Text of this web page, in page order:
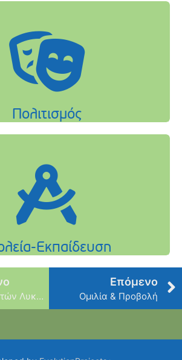
Επιτυχίες μαθητών Λυκείου Φιλοθέης
Επόμενο
Ομιλία & Προβολή